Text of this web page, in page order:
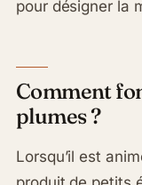
pour désigner la
Comment
plumes ?
Lorsqu’il est